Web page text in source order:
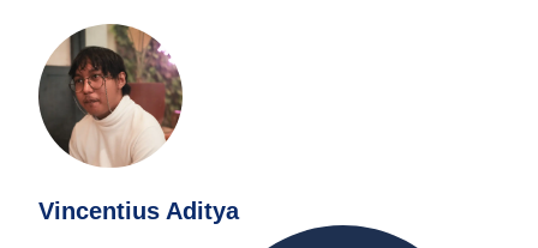
Vincentius Aditya